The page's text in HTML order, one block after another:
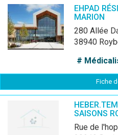
EHPAD
MARION
280 Allée
38940
#
Fiche
SAISONS
rue de